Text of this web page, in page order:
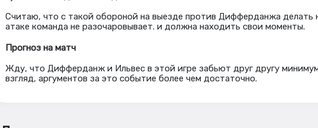
Считаю, что с такой обороной на выезде против Дифферданжа делать
атаке команда не разочаровывает. и должна находить свои моменты.
Прогноз на матч
Жду, что Дифферданж и Ильвес в этой игре забьют друг другу
взгляд, аргументов за это событие более чем достаточно.